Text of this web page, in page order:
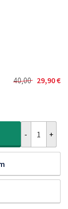
40,00
Le
40,00 €.
29,90€
Le
29,90 €.